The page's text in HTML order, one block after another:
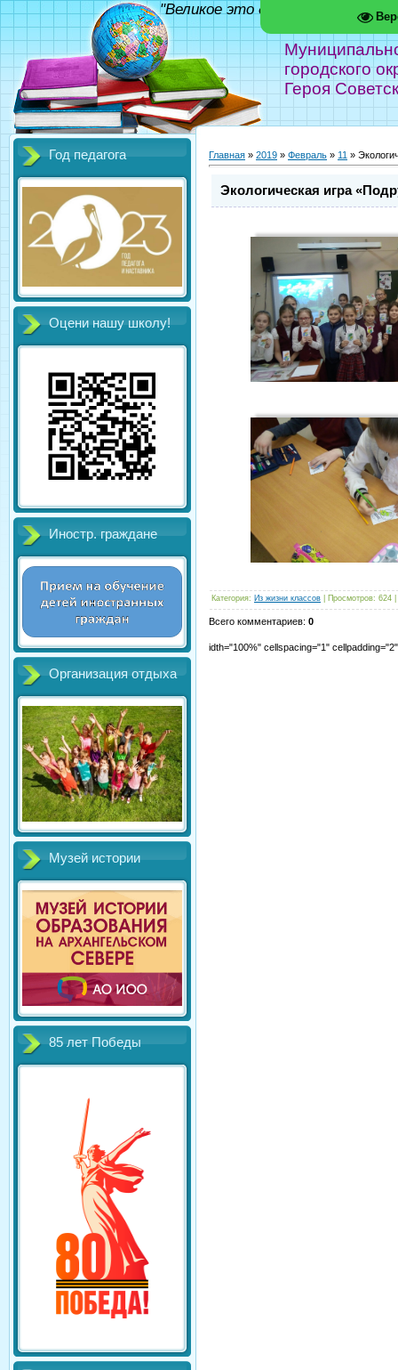
городского
Героя
"Великое это дело - школа!"
Год педагога
Оцени нашу школу!
Иностр. граждане
Организация отдыха
Музей истории
85 лет Победы
Главная » 2019 » Февраль » 11 »
Экологическая игра
Категория: Из жизни классов Просмотров: 624
Всего комментариев: 0
idth="100%" cellspacing="1"